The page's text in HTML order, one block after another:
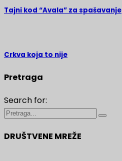
Tajni kod “Avala” za spašavanje
Crkva koja to nije
Pretraga
Search for:
DRUŠTVENE MREŽE